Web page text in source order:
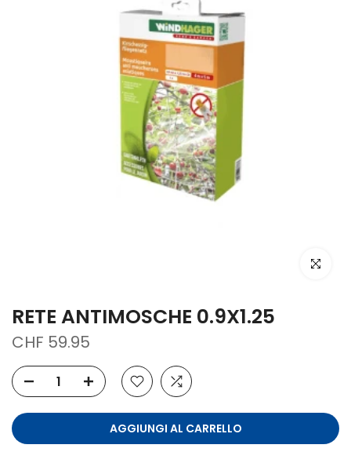
clicca
RETE ANTIMOSCHE 0.9X1.25
CHF 59.95
AGGIUNGI AL CARRELLO